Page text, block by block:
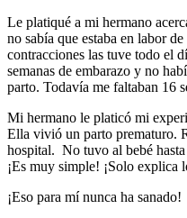
Le platiqué a mi hermano
no sabía que estaba en labor
contracciones las tuve todo el
semanas de embarazo y no
parto. Todavía me faltaban 16
Mi hermano le platicó mi
Ella vivió un parto prematuro.
hospital. No tuvo al bebé
¡Es muy simple! ¡Solo explica
¡Eso para mí nunca ha sanado!